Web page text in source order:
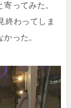
ってみた。
終わってしま
った。